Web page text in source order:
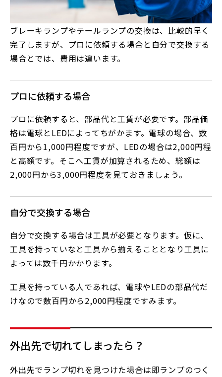
ブレーキランプやテールランプの交換は、比較的早く
完了しますが、プロに依頼する場合と自分で交換する
場合とでは、費用は違います。
プロに依頼する場合
プロに依頼すると、部品代と工賃が必要です。部品価
格は電球とLEDによってちがかます。電球の場合、数
百円から1,000円程度ですが、LEDの場合は2,000円程
と高額です。そこへ工賃が加算されるため、総額は
2,000円から3,000円程度を見ておきましょう。
自分で交換する場合
自分で交換する場合は工具が必要となります。仮に、
工具を持っていなと工具から揃えることとなり工具に
よっては数千円かかります。
工具を持っている人であれば、電球やLEDの部品代だ
けなので数百円から2,000円程度ですみます。
外出先で切れてしまったら？
外出先でランプ切れを見つけた場合は即ランプのつく